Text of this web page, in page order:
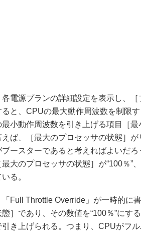
電源プランの詳細設定を表示し、［
ると、CPUの最大動作周波数を制限
最小動作周波数を引き上げる項目［
えば、［最大のプロセッサの状態］
ブースターであると考えればよいだ
最大のプロセッサの状態］が“100％”
る。
Full Throttle Override」が一時的に
態］であり、その数値を“100％”にす
引き上げられる。つまり、CPUがフ